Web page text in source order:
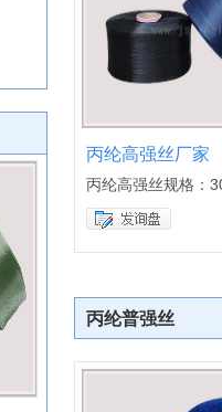
丙纶高强丝厂家
丙纶高强丝规格
丙纶普强丝